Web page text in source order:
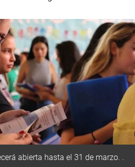
abierta hasta el 31 de marzo. .